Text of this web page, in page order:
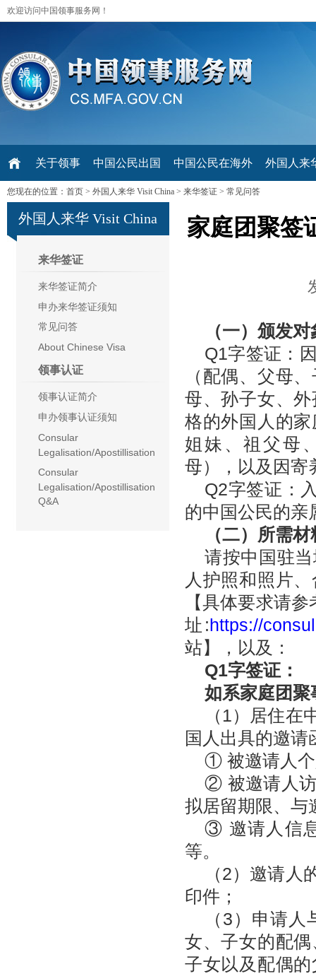
欢迎访问中国领事服务网！
关于领事 中国公民出国 中国公民在海外 外国人来
您现在的位置： 首页 > 外国人来华 Visit China > 来华签证 > 常见问答
外国人来华 Visit China
来华签证
来华签证简介
申办来华签证须知
常见问答
About Chinese Visa
领事认证
领事认证简介
申办领事认证须知
Consular
Legalisation/Apostillisation
Consular
Legalisation/Apostillisation
Q&A
家庭团聚签
（一）颁发对
Q1字签证：
（配偶、父母
母、孙子女、
格的外国人的
姐妹、祖父母
母），以及因
Q2字签证：
的中国公民的亲
（二）所需
请按中国驻
人护照和照片
【具体要求请
址:https://
站】
，以及：
Q1字签证：
如系家庭团聚
（1）居住
国人出具的邀
① 被邀请人个
② 被邀请人
拟居留期限、与
③ 邀请人信
等。
（2）邀请
印件；
（3）申请
女、子女的配
子女以及配偶